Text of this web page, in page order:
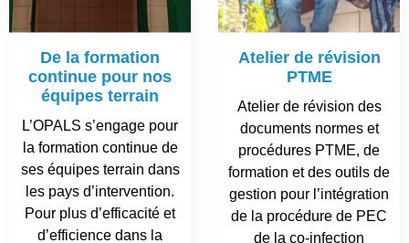
De la formation
continue pour nos
équipes terrain
L’OPALS s’engage pour
la formation continue de
ses équipes terrain dans
les pays d’intervention.
Pour plus d’efficacité et
d’efficience dans la
Atelier de révision
PTME
Atelier de révision des
documents normes et
procédures PTME, de
formation et des outils de
gestion pour l’intégration
de la procédure de PEC
de la co-infection